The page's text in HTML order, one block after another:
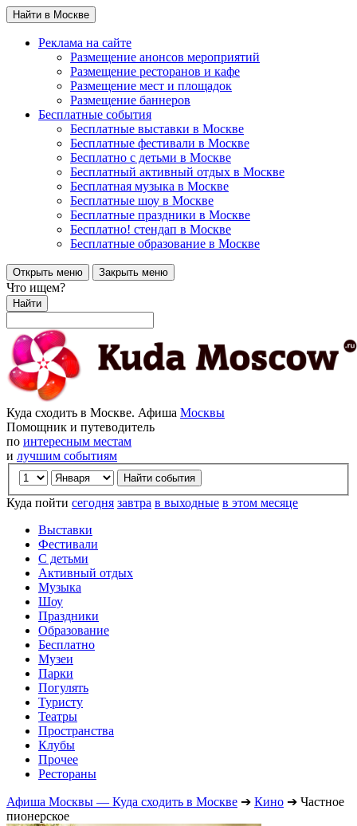
Найти в Москве
Реклама на сайте
Размещение анонсов мероприятий
Размещение ресторанов и кафе
Размещение мест и площадок
Размещение баннеров
Бесплатные события
Бесплатные выставки в Москве
Бесплатные фестивали в Москве
Бесплатно с детьми в Москве
Бесплатный активный отдых в Москве
Бесплатная музыка в Москве
Бесплатные шоу в Москве
Бесплатные праздники в Москве
Бесплатно! стендап в Москве
Бесплатные образование в Москве
Открыть меню Закрыть меню
Что ищем?
Найти
Куда сходить в Москве. Афиша Москвы
Помощник и путеводитель
по интересным местам
и лучшим событиям
Куда пойти сегодня завтра в выходные в этом месяце
Выставки
Фестивали
С детьми
Активный отдых
Музыка
Шоу
Праздники
Образование
Бесплатно
Музеи
Парки
Погулять
Туристу
Театры
Пространства
Клубы
Прочее
Рестораны
Афиша Москвы — Куда сходить в Москве ➔ Кино ➔ Частное
пионерское